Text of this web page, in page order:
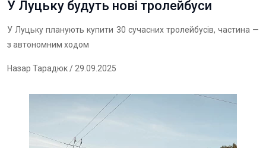
У Луцьку будуть нові тролейбуси
У Луцьку планують купити 30 сучасних тролейбусів, частина —
з автономним ходом
Назар Тарадюк/ 29.09.2025